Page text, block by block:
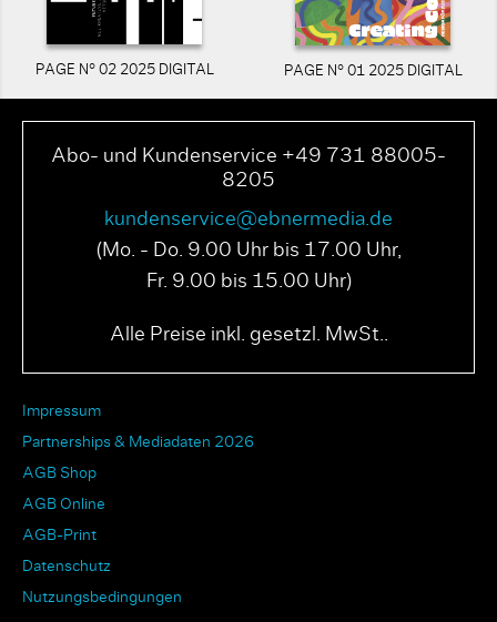
PAGE N° 02 2025 DIGITAL PAGE N° 01 2025 DIGITAL
Abo- und Kundenservice +49 731 88005-
8205
kundenservice@ebnermedia.de
(Mo. - Do. 9.00 Uhr bis 17.00 Uhr,
Fr. 9.00 bis 15.00 Uhr)
Alle Preise inkl. gesetzl. MwSt..
Impressum
Partnerships & Mediadaten 2026
AGB Shop
AGB Online
AGB-Print
Datenschutz
Nutzungsbedingungen